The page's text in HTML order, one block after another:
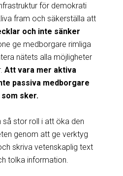
för demokrati
fram och säkerställa att
och inte sänker
ge medborgare rimliga
nätets alla möjligheter
Att vara mer aktiva
passiva medborgare
sker.
så stor roll i att öka den
genom att ge verktyg
skriva vetenskaplig text
tolka information.